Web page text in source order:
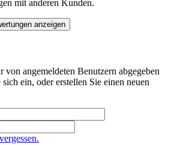
mit anderen Kunden.
anzeigen
angemeldeten Benutzern abgegeben
ein, oder erstellen Sie einen neuen